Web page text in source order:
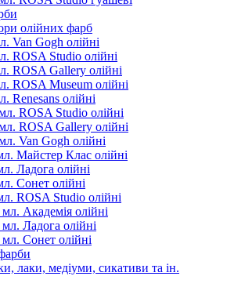
олійних фарб
Van Gogh олійні
ROSA Studio олійні
ROSA Gallery олійні
ROSA Museum олійні
Renesans олійні
ROSA Studio олійні
ROSA Gallery олійні
Van Gogh олійні
Майстер Клас олійні
Ладога олійні
Сонет олійні
ROSA Studio олійні
Академія олійні
Ладога олійні
Сонет олійні
лаки, медіуми, сикативи та ін.